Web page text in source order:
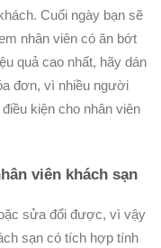
Cuối ngày bạn sẽ
nhân viên có ăn bớt
quả cao nhất, hãy dán
đơn, vì nhiều người
kiện cho nhân viên
viên khách sạn
sửa đổi được, vì vậy
sạn có tích hợp tính